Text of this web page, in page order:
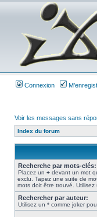
Connexion
Voir les messages sans
Index du forum
Recherche par mots-clés:
Placez un + devant un mot
exclu. Tapez une suite de
mots doit être trouvé. Utilisez
Rechercher par auteur:
Utilisez un * comme joker